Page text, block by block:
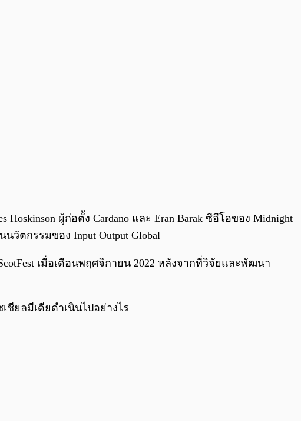
0:00 0:00
ผู้ก่อตั้ง Cardano และ Eran Barak ซีอีโอของ Midnight
วัตกรรมของ Input Output Global
เมื่อเดือนพฤศจิกายน 2022 หลังจากที่วิจัยและพัฒนา
ชียลมีเดียดำเนินไปอย่างไร